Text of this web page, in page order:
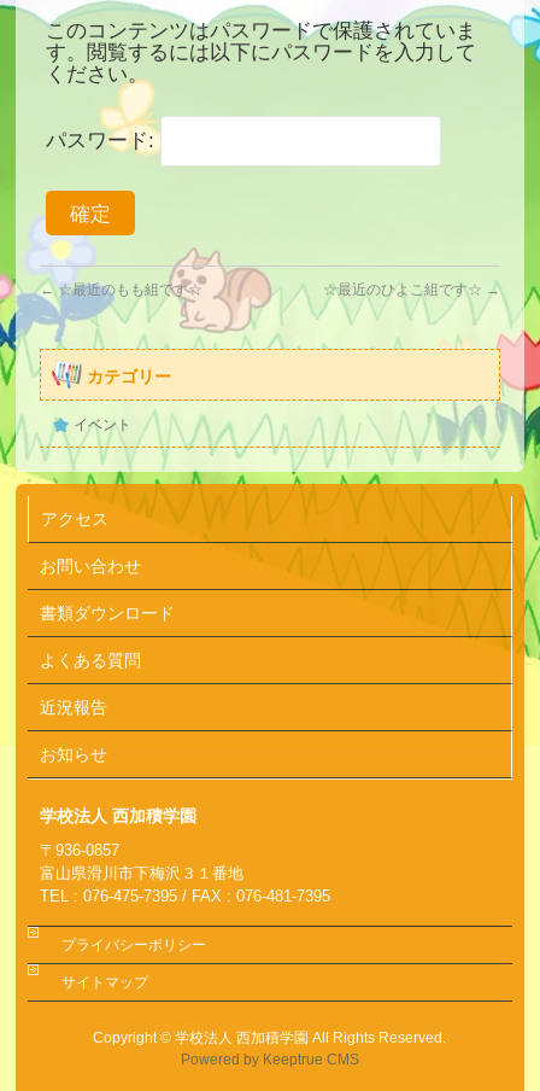
このコンテンツはパスワードで保護されていま
す。閲覧するには以下にパスワードを入力して
ください。
パスワード:
←☆最近のもも組です☆ ☆最近のひよこ組です☆ →
カテゴリー
イベント
アクセス
お問い合わせ
書類ダウンロード
よくある質問
近況報告
お知らせ
学校法人 西加積学園
〒936-0857
富山県滑川市下梅沢３１番地
TEL : 076-475-7395 / FAX : 076-481-7395
プライバシーポリシー
サイトマップ
Copyright ©学校法人 西加積学園 All Rights Reserved.
Powered by Keeptrue CMS